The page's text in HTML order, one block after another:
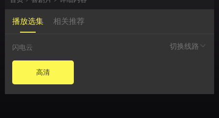
播放选集 相关推荐
切换线路
闪电云
高清